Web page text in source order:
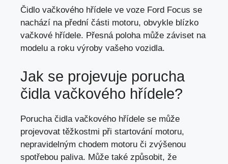
Čidlo vačkového hřídele ve voze Ford Focus se
nachází na přední části motoru, obvykle blízko
vačkové hřídele. Přesná poloha může záviset na
modelu a roku výroby vašeho vozidla.
Jak se projevuje porucha
čidla vačkového hřídele?
Porucha čidla vačkového hřídele se může
projevovat těžkostmi při startování motoru,
nepravidelným chodem motoru či zvýšenou
spotřebou paliva. Může také způsobit, že